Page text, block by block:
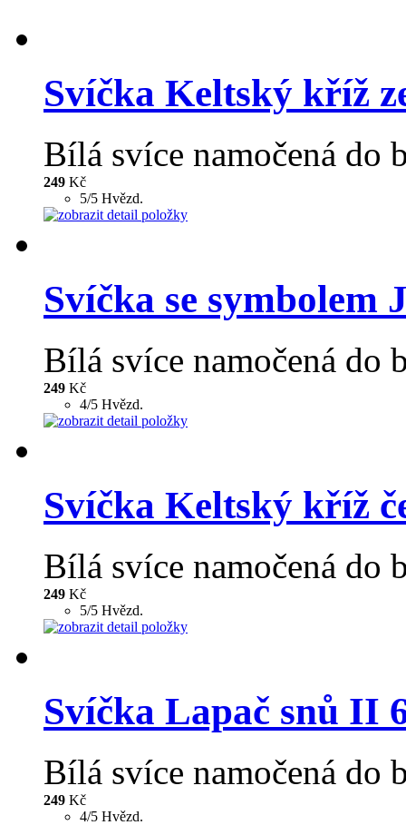
Svíčka Keltský kříž
Bílá svíce namočená do
249 Kč
5/5 Hvězd.
Svíčka se symbolem
Bílá svíce namočená do
249 Kč
4/5 Hvězd.
Svíčka Keltský kříž
Bílá svíce namočená do
249 Kč
5/5 Hvězd.
Svíčka Lapač snů II
Bílá svíce namočená do
249 Kč
4/5 Hvězd.